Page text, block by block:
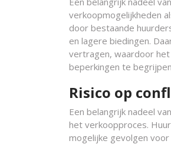
verkoopmogelijkheden
door bestaande
en lagere biedingen.
vertragen, waardoor
beperkingen te
Risico op
Een belangrijk nadeel
het verkoopproces.
mogelijke gevolgen